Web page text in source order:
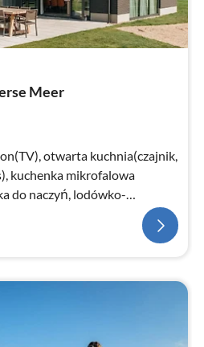
Meer
otwarta kuchnia(czajnik,
kuchenka mikrofalowa
do naczyń, lodówko-